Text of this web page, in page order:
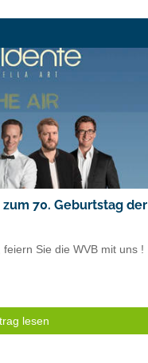
70. Geburtstag der
Sie die WVB mit uns !
lesen